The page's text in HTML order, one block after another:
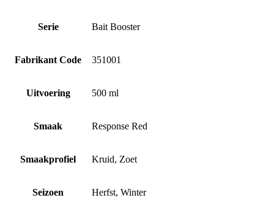
Serie Bait Booster
Fabrikant Code 351001
Uitvoering 500 ml
Smaak Response Red
Smaakprofiel Kruid, Zoet
Seizoen Herfst, Winter